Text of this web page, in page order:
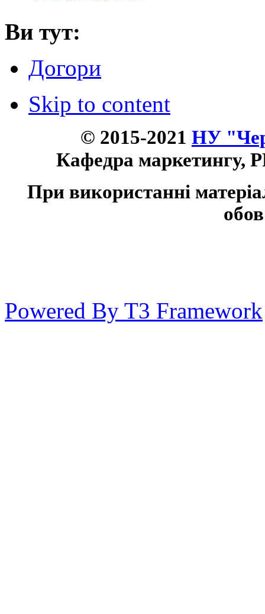
Ви тут:
Догори
Skip to content
© 2015-2021 НУ
Кафедра маркетингу,
При використанні
Powered By T3 Framework